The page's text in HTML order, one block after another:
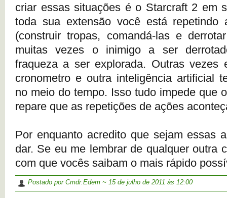
criar essas situações é o Starcraft 2 em
toda sua extensão você está repetindo
(construir tropas, comandá-las e
muitas vezes o inimigo a ser
fraqueza a ser explorada. Outras vezes
cronometro e outra inteligência artificial
no meio do tempo. Isso tudo impede que
repare que as repetições de ações
Por enquanto acredito que sejam essas
dar. Se eu me lembrar de qualquer outra
com que vocês saibam o mais rápido
Postado por Cmdr.Edem ~ 15 de julho de 2011 às 12:00